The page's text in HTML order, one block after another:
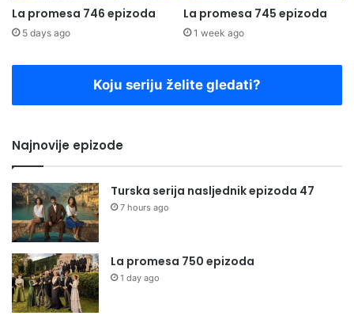
La promesa 746 epizoda
5 days ago
La promesa 745 epizoda
1 week ago
Koju seriju želite gledati?
Najnovije epizode
Turska serija nasljednik epizoda 47
7 hours ago
La promesa 750 epizoda
1 day ago